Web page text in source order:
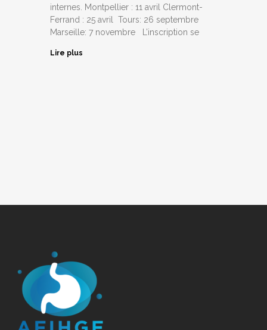
internes. Montpellier : 11 avril Clermont-
Ferrand : 25 avril Tours: 26 septembre
Marseille: 7 novembre L’inscription se
Lire plus